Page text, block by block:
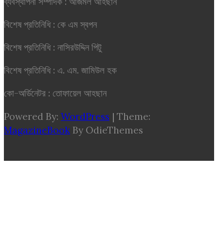
বিশেষ প্রতিনিধি : কে এম স্বপন
বিশেষ প্রতিনিধি : নাসিরউদ্দিন পিটু
বিশেষ প্রতিনিধি : এ. এম. জামিউল হক
কো-অর্ডিনেটর : তোফায়েল আহছান
Powered By: WordPress | Theme:
MagazineBook By OdieThemes